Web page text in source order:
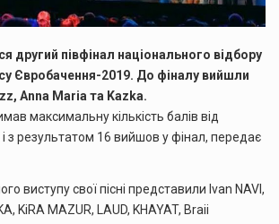
другий півфінал національного відбору
Євробачення-2019. До фіналу вийшли
Anna Maria та Kazka.
максимальну кількість балів від
і з результатом 16 вийшов у фінал, передає
виступу свої пісні представили Ivan NAVI,
KiRA MAZUR, LAUD, KHAYAT, Braii